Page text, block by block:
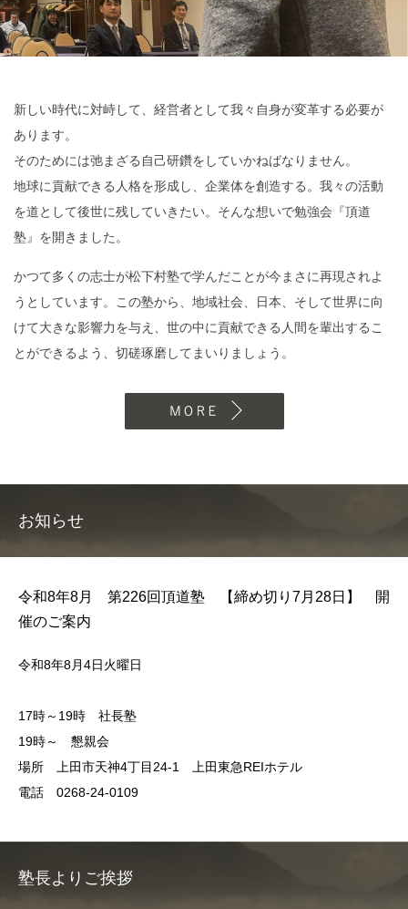
新しい時代に対峙して、経営者として我々自身が変革する必要が
あります。
そのためには弛まざる自己研鑽をしていかねばなりません。
地球に貢献できる人格を形成し、企業体を創造する。我々の活動
を道として後世に残していきたい。そんな想いで勉強会『頂道
塾』を開きました。
かつて多くの志士が松下村塾で学んだことが今まさに再現されよ
うとしています。この塾から、地域社会、日本、そして世界に向
けて大きな影響力を与え、世の中に貢献できる人間を輩出するこ
とができるよう、切磋琢磨してまいりましょう。
お知らせ
令和8年8月 第226回頂道塾 【締め切り7月28日】 開
催のご案内
令和8年8月4日火曜日
17時～19時 社長塾
19時～ 懇親会
場所 上田市天神4丁目24-1 上田東急REIホテル
電話 0268-24-0109
塾長よりご挨拶